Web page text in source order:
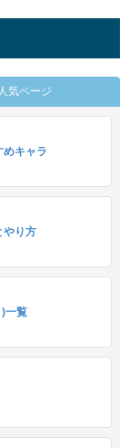
人気ページ
めキャラ
やり方
一覧